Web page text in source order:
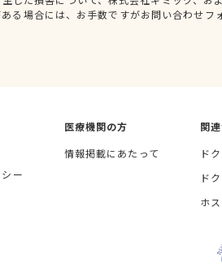
る場合には、お手数ですがお問い合わせ
ー
医療機関の方
情報掲載にあたって
関
ド
ド
ホ